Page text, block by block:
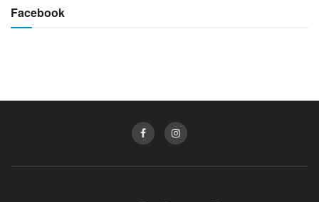
Facebook